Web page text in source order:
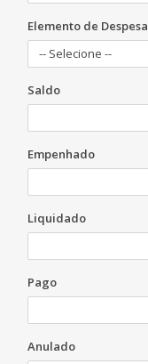
Elemento de Despesa
-- Selecione --
Saldo
Empenhado
Liquidado
Pago
Anulado